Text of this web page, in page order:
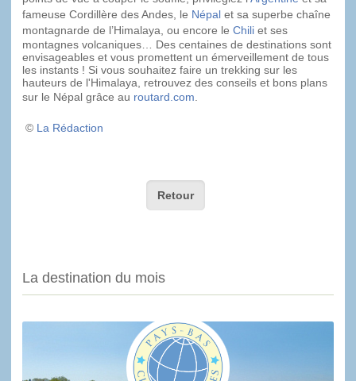
fameuse Cordillère des Andes, le Népal et sa superbe chaîne
montagnarde de l’Himalaya, ou encore le Chili et ses
montagnes volcaniques… Des centaines de destinations sont
envisageables et vous promettent un émerveillement de tous
les instants ! Si vous souhaitez faire un trekking sur les
hauteurs de l'Himalaya, retrouvez des conseils et bons plans
sur le Népal grâce au routard.com
© La Rédaction
Retour
La destination du mois